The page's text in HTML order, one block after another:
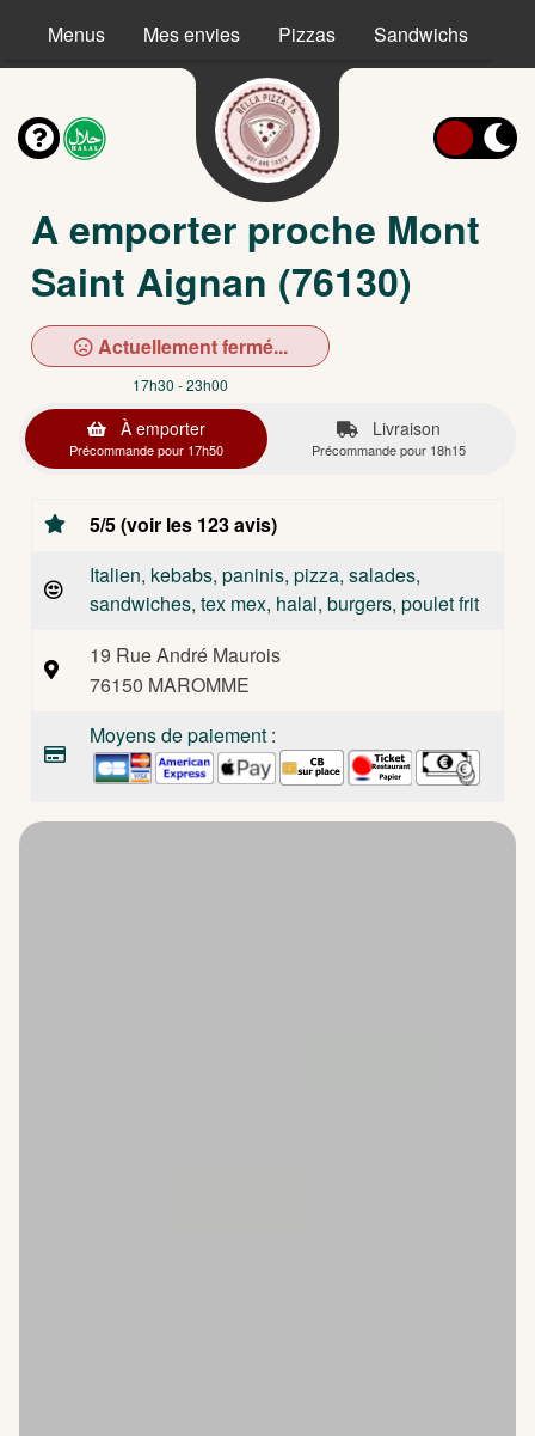
Menus Mes envies Pizzas Sandwichs
A emporter proche Mont
Saint Aignan (76130)
Actuellement fermé...
17h30 - 23h00
À emporter
Précommande pour 17h50
Livraison
Précommande pour 18h15
5/5 (voir les 123 avis)
Italien, kebabs, paninis, pizza, salades,
sandwiches, tex mex, halal, burgers, poulet frit
19 Rue André Maurois
76150 MAROMME
Moyens de paiement :